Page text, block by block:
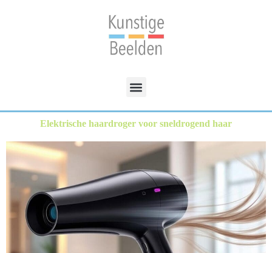
Elektrische haardroger voor sneldrogend haar